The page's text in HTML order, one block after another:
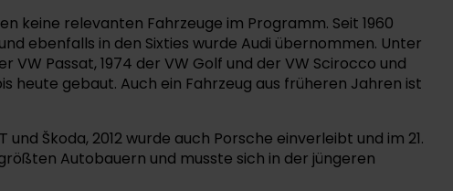
keine relevanten Fahrzeuge im Programm. Seit 1960
ebenfalls in den Sixties wurde Audi übernommen. Unter
Passat, 1974 der VW Golf und der VW Scirocco und
heute gebaut. Auch ein Fahrzeug aus früheren Jahren ist
Škoda, 2012 wurde auch Porsche einverleibt und im 21.
Autobauern und musste sich in der jüngeren